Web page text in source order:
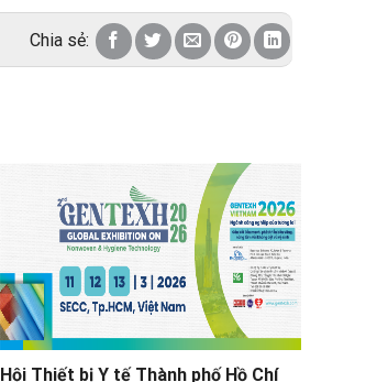
Chia sẻ:
Hội Thiết bị Y tế Thành phố Hồ Chí